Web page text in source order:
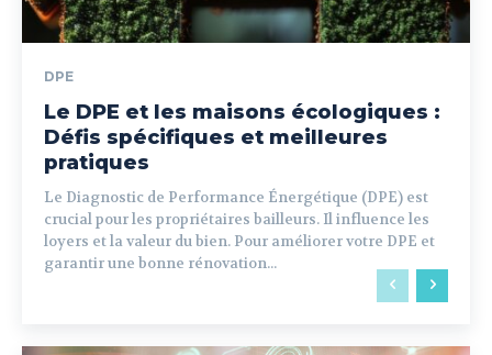
DPE
Le DPE et les maisons écologiques :
Défis spécifiques et meilleures
pratiques
Le Diagnostic de Performance Énergétique (DPE) est
crucial pour les propriétaires bailleurs. Il influence les
loyers et la valeur du bien. Pour améliorer votre DPE et
garantir une bonne rénovation...